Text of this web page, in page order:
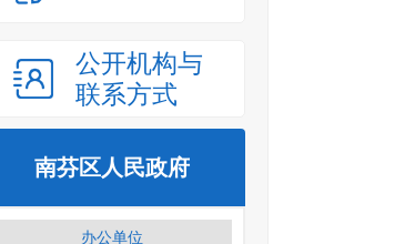
公开机构与
联系方式
南芬区人民政府
办公单位